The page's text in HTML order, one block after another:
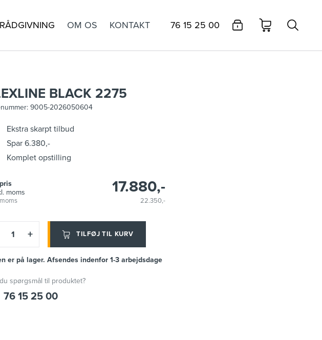
RÅDGIVNING OM OS KONTAKT 76 15 25 00
BLACK 2275
9005-2026050604
Ekstra skarpt tilbud
Spar 6.380,-
Komplet opstilling
moms
17.880,-
22.350,-
+ TILFØJ TIL KURV
er på lager. Afsendes indenfor 1-3 arbejdsdage
spørgsmål til produktet?
76 15 25 00